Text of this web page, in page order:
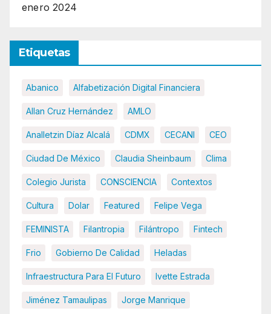
enero 2024
Etiquetas
Abanico Alfabetización Digital Financiera
Allan Cruz Hernández AMLO
Analletzin Díaz Alcalá CDMX CECANI CEO
Ciudad De México Claudia Sheinbaum Clima
Colegio Jurista CONSCIENCIA Contextos
Cultura Dolar Featured Felipe Vega
FEMINISTA Filantropia Filántropo Fintech
Frio Gobierno De Calidad Heladas
Infraestructura Para El Futuro Ivette Estrada
Jiménez Tamaulipas Jorge Manrique